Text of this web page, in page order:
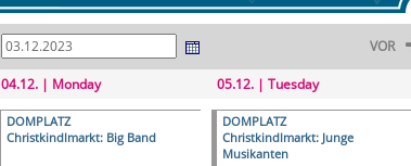
VOR
04.12. | Monday
DOMPLATZ
Christkindlmarkt: Big Band
05.12. | Tuesday
DOMPLATZ
Christkindlmarkt: Junge
Musikanten